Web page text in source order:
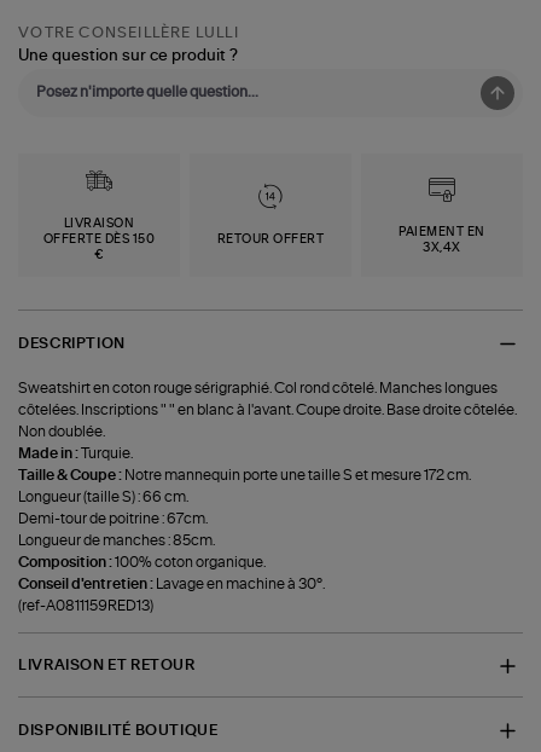
VOTRE CONSEILLÈRE LULLI
Une question sur ce produit ?
LIVRAISON
OFFERTE DÈS 150
€
RETOUR OFFERT
PAIEMENT EN
3X,4X
DESCRIPTION
Sweatshirt en coton rouge sérigraphié. Col rond côtelé. Manches longues
côtelées. Inscriptions " " en blanc à l'avant. Coupe droite. Base droite côtelée.
Non doublée.
Made in :Turquie.
Taille & Coupe : Notre mannequin porte une taille S et mesure 172 cm.
Longueur (taille S) : 66 cm.
Demi-tour de poitrine : 67cm.
Longueur de manches : 85cm.
Composition :100% coton organique.
Conseil d'entretien :
Lavage en machine à 30°.
(ref-A0811159RED13)
LIVRAISON ET RETOUR
DISPONIBILITÉ BOUTIQUE